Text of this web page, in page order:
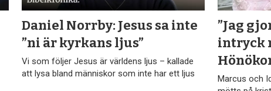
Daniel Norrby: Jesus sa inte
”ni är kyrkans ljus”
Vi som följer Jesus är världens ljus – kallade
att lysa bland människor som inte har ett ljus
”Jag
intryck
Marcus och